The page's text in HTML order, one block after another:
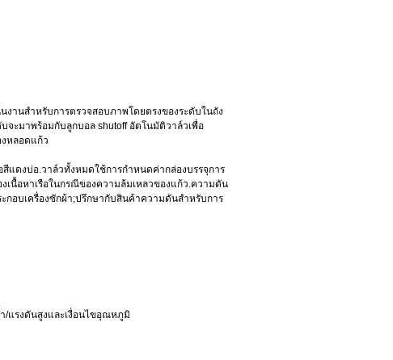
งานสำหรับการตรวจสอบภาพโดยตรงของระดับในถัง
จะมาพร้อมกับลูกบอล shutoff อัตโนมัติวาล์วเพื่อ
หลอดแก้ว
แดงบ่อ.วาล์วทั้งหมดใช้การกำหนดค่ากล่องบรรจุการ
นื้อหาเรือในกรณีของความล้มเหลวของแก้ว.ความดัน
อบเครื่องซักผ้า;ปรึกษากับสินค้าความดันสำหรับการ
/แรงดันสูงและเงื่อนไขอุณหภูมิ